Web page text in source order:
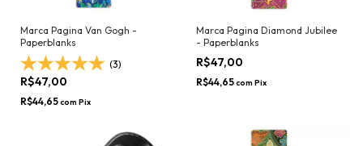
Marca Pagina Van Gogh -
Paperblanks
(3)
R$47,00
R$44,65com Pix
Marca Pagina Diamond Jubilee
- Paperblanks
R$47,00
R$44,65com Pix